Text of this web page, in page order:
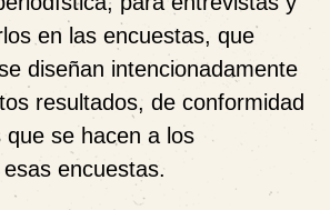
en las encuestas, que
diseñan intencionadamente
resultados, de conformidad
se hacen a los
encuestas.